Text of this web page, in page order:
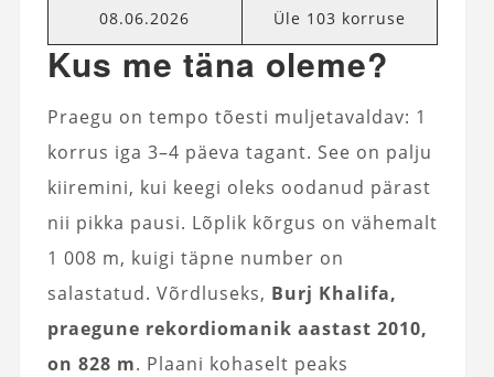
08.06.2026 Üle 103 korruse
Kus me täna oleme?
Praegu on tempo tõesti muljetavaldav: 1
korrus iga 3–4 päeva tagant. See on palju
kiiremini, kui keegi oleks oodanud pärast
nii pikka pausi. Lõplik kõrgus on vähemalt
1 008 m, kuigi täpne number on
salastatud. Võrdluseks, Burj Khalifa,
praegune rekordiomanik aastast 2010,
on 828 m. Plaani kohaselt peaks